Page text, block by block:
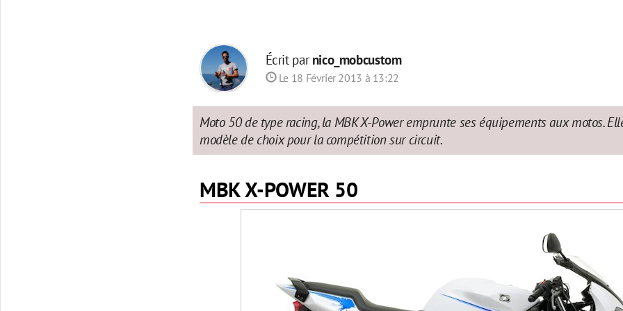
Écrit parnico_mobcustom
Le 18 Février 2013 à 13:22
Moto 50 de type racing, la MBK X-Power emprunte ses équipements aux motos.
modèle de choix pour la compétition sur circuit.
MBK X-POWER 50